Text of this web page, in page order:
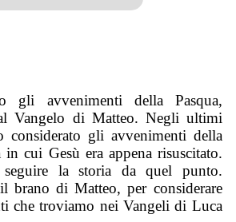
gli avvenimenti della Pasqua,
Vangelo di Matteo. Negli ultimi
considerato gli avvenimenti della
in cui Gesù era appena risuscitato.
la storia da quel punto.
brano di Matteo, per considerare
che troviamo nei Vangeli di Luca